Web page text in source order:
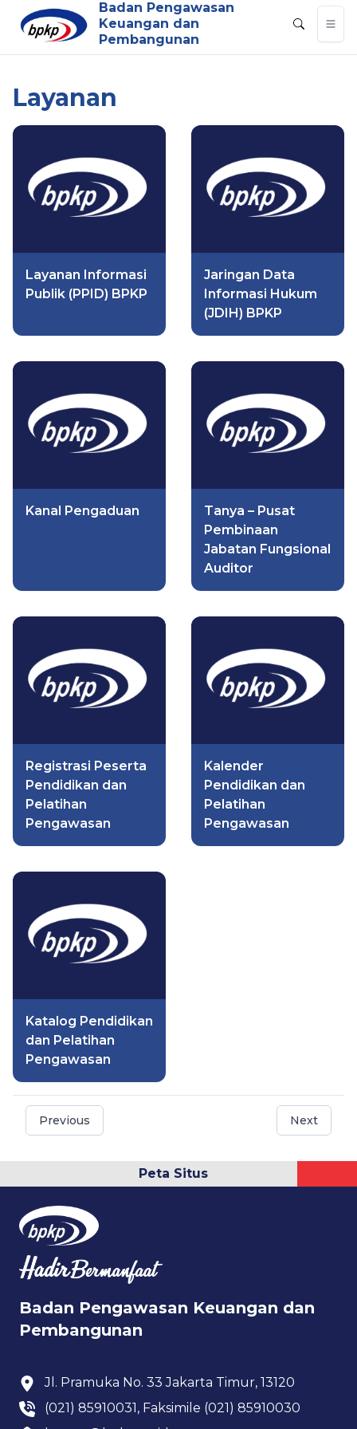
Badan Pengawasan
Keuangan dan
Pembangunan
Layanan
Layanan Informasi
Publik (PPID) BPKP
Jaringan Data
Informasi Hukum
(JDIH) BPKP
Kanal Pengaduan
Tanya – Pusat
Pembinaan
Jabatan Fungsional
Auditor
Registrasi Peserta
Pendidikan dan
Pelatihan
Pengawasan
Kalender
Pendidikan dan
Pelatihan
Pengawasan
Katalog Pendidikan
dan Pelatihan
Pengawasan
Previous Next
Peta Situs
Badan Pengawasan Keuangan dan
Pembangunan
Jl. Pramuka No. 33 Jakarta Timur, 13120
(021) 85910031, Faksimile (021) 85910030